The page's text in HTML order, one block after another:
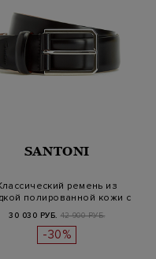
SANTONI
ремень из
полированной кожи с
тис…
30 030 РУБ. 42 900 РУБ.
-30%